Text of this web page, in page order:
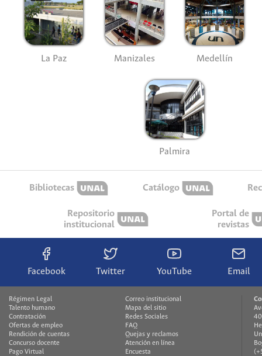
La Paz Manizales Medellín
Palmira
Bibliotecas Catálogo
Repositorio
institucional
Portal de
revistas
Facebook Twitter YouTube Email
Régimen Legal
Talento humano
Contratación
Ofertas de empleo
Rendición de cuentas
Concurso docente
Pago Virtual
Correo institucional
Mapa del sitio
Redes Sociales
FAQ
Quejas y reclamos
Atención en línea
Encuesta